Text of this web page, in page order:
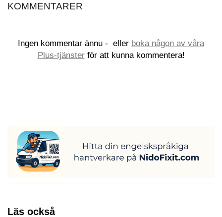
KOMMENTARER
Ingen kommentar ännu - eller boka någon av våra
Plus-tjänsterför att kunna kommentera!